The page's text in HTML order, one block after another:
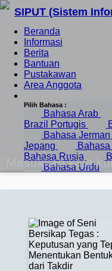
SIPUT (Sistem
Beranda
Informasi
Berita
Bantuan
Pustakawan
Area Anggota
Pilih Bahasa :
Bahasa Arab
Brazil Portugis
Bahasa Jerman
Jepang
Bahasa Rusia
Bahasa Urdu